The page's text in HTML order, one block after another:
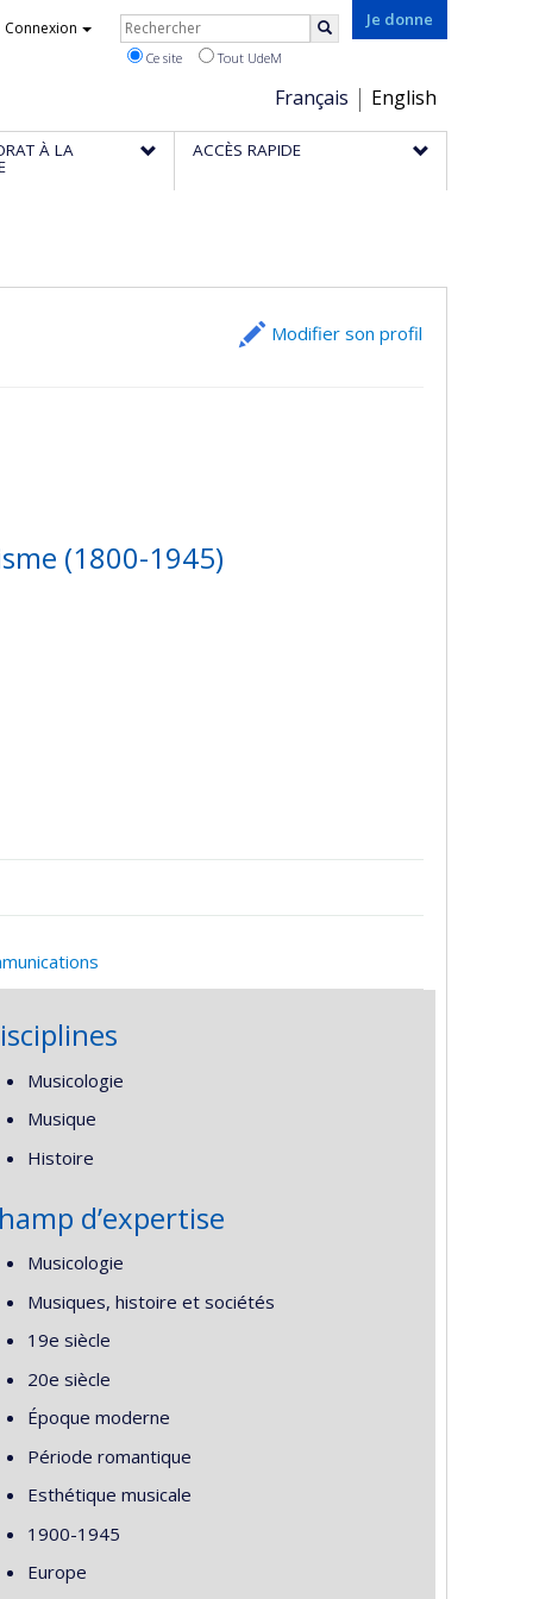
Je donne
Choix
de
la
Français English
Connexion Rechercher
Ce site Tout UdeM
À LA ACCÈS RAPIDE
Modifier son profil
(1800-1945)
Musicologie
Musique
Histoire
d’expertise
Musicologie
Musiques, histoire et sociétés
19e siècle
20e siècle
Époque moderne
Période romantique
Esthétique musicale
1900-1945
Europe